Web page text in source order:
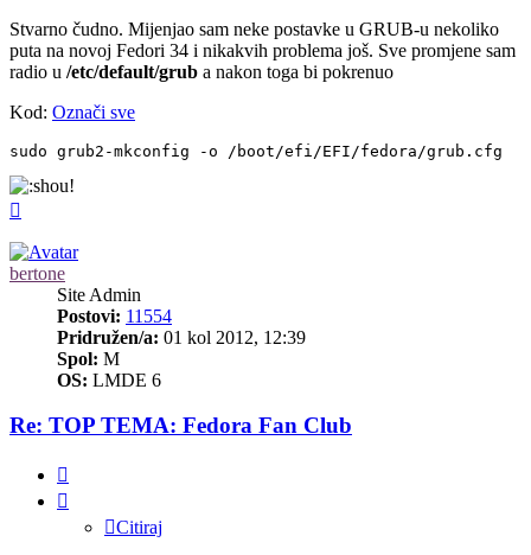
Stvarno čudno. Mijenjao sam neke postavke u GRUB-u nekoliko
puta na novoj Fedori 34 i nikakvih problema još. Sve promjene sam
radio u /etc/default/grub a nakon toga bi pokrenuo
Kod: Označi sve
sudo grub2-mkconfig -o /boot/efi/EFI/fedora/grub.cfg
bertone
Site Admin
Postovi: 11554
Pridružen/a: 01 kol 2012, 12:39
Spol: M
OS: LMDE 6
Re: TOP TEMA: Fedora Fan Club
Citiraj